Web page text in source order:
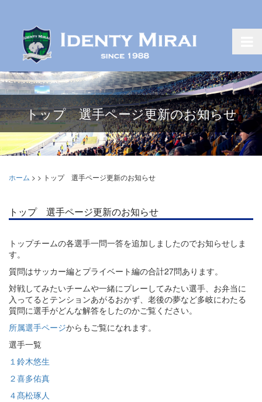
トップ 選手ページ更新のお知らせ
ホーム > > トップ 選手ページ更新のお知らせ
トップ 選手ページ更新のお知らせ
トップチームの各選手一問一答を追加しましたのでお知らせしま
す。
質問はサッカー編とプライベート編の合計27問あります。
対戦してみたいチームや一緒にプレーしてみたい選手、お弁当に
入ってるとテンションあがるおかず、老後の夢など多岐にわたる
質問に選手がどんな解答をしたのかご覧ください。
所属選手ページからもご覧になれます。
選手一覧
１鈴木悠生
２喜多佑真
４髙松琢人